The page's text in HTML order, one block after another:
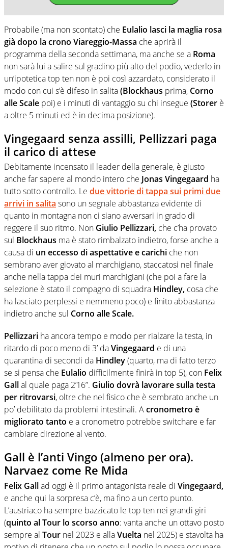
Probabile (ma non scontato) che Eulalio lasci la maglia rosa
già dopo la crono Viareggio-Massa che aprirà il
programma della seconda settimana, ma anche se a Roma
non sarà lui a salire sul gradino più alto del podio, vederlo in
un’ipotetica top ten non è poi così azzardato, considerato il
modo con cui s’è difeso in salita(Blockhaus prima, Corno
alle Scale poi) e i minuti di vantaggio su chi insegue (Storer è
a oltre 5 minuti ed è in decima posizione).
Vingegaard senza assilli, Pellizzari paga
il carico di attese
Debitamente incensato il leader della generale, è giusto
anche far sapere al mondo intero che Jonas Vingegaard ha
tutto sotto controllo. Le due vittorie di tappa sui primi due
arrivi in salita sono un segnale abbastanza evidente di
quanto in montagna non ci siano avversari in grado di
reggere il suo ritmo. Non Giulio Pellizzari, che c’ha provato
sul Blockhaus ma è stato rimbalzato indietro, forse anche a
causa di un eccesso di aspettative e carichi che non
sembrano aver giovato al marchigiano, staccatosi nel finale
anche nella tappa dei muri marchigiani (che poi a fare la
selezione è stato il compagno di squadra Hindley, cosa che
ha lasciato perplessi e nemmeno poco) e finito abbastanza
indietro anche sul Corno alle Scale.
Pellizzari ha ancora tempo e modo per rialzare la testa, in
ritardo di poco meno di 3’ daVingegaard e di una
quarantina di secondi da Hindley(quarto, ma di fatto terzo
se si pensa che Eulalio difficilmente finirà in top 5), con Felix
Gallal quale paga 2’16”. Giulio dovrà lavorare sulla testa
per ritrovarsi, oltre che nel fisico che è sembrato anche un
po’ debilitato da problemi intestinali. Acronometro è
migliorato tanto e a cronometro potrebbe switchare e far
cambiare direzione al vento.
Gall è l’anti Vingo (almeno per ora).
Narvaez come Re Mida
Felix Gallad oggi è il primo antagonista reale di Vingegaard,
e anche qui la sorpresa c’è, ma fino a un certo punto.
L’austriaco ha sempre bazzicato le top ten nei grandi giri
(quinto al Tour lo scorso anno: vanta anche un ottavo posto
sempre al Tour nel 2023 e allaVuelta nel 2025) e stavolta ha